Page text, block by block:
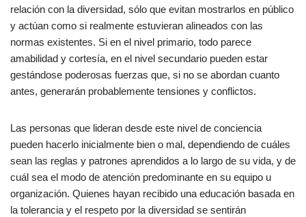
relación con la diversidad, sólo que evitan mostrarlos en público
y actúan como si realmente estuvieran alineados con las
normas existentes. Si en el nivel primario, todo parece
amabilidad y cortesía, en el nivel secundario pueden estar
gestándose poderosas fuerzas que, si no se abordan cuanto
antes, generarán probablemente tensiones y conflictos.
Las personas que lideran desde este nivel de conciencia
pueden hacerlo inicialmente bien o mal, dependiendo de cuáles
sean las reglas y patrones aprendidos a lo largo de su vida, y de
cuál sea el modo de atención predominante en su equipo u
organización. Quienes hayan recibido una educación basada en
la tolerancia y el respeto por la diversidad se sentirán